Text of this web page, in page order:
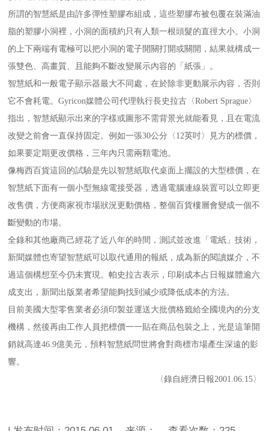
所謂的智慧紙是由許多彈性塑膠布組成，這些塑膠布被包覆在裝滿油
脂的塑膠小洞裡，小洞的面積約只有人類一根頭髮的直徑大小。小洞
的上下兩端有電極可以把小洞的電子開關打開或關開，結果就構成一
張雙色、高畫質、且能夠不斷改變展示內容的「紙張」。
智慧紙和一般電子顯示器最大不同處，在於除非更動展示內容，否則
它不會耗電。Gyricon媒體公司代理執行長史拉古〈Robert Sprague〉
指出，智慧紙顯示出來的字樣或圖形不需背景光就能看見，且在電流
改變之前會一直保持固定。例如一張30公分〈12英吋〉見方的標價，
如果要定期更改價格，三年內只需兩顆電池。
像梅西百貨這回的試驗是先以智慧紙取代桌面上擺設的大型標價，在
智慧紙下面有一個小型無線電接受器，透過電腦連線裝置可以立即更
改售價，方便商家視市場狀況更動價格，整個百貨樓層會變成一個不
斷變動的市場。
全錄和其他廠商己經花了近八年的時間，測試並改進「電紙」技術，
新聞媒體也寄望智慧紙可以取代通用的報紙，成為新的閱讀媒介，不
過這個構想至今仍未實現。帕史拉古表示，印刷成本占日報媒體逾六
成支出，新聞出版業者希望能夠找到減少或降低成本的方法。
目前美國大型零售業者必須印製並運送大批價格籤給全國境內的分支
機構，然後再由工作人員把標價一一貼在商品包裝之上，光是這筆開
銷就高達46.9億美元，預料智慧紙問世將會對商標市場產生深遠的影
響。
〈錄自經濟日報2001.06.15〉